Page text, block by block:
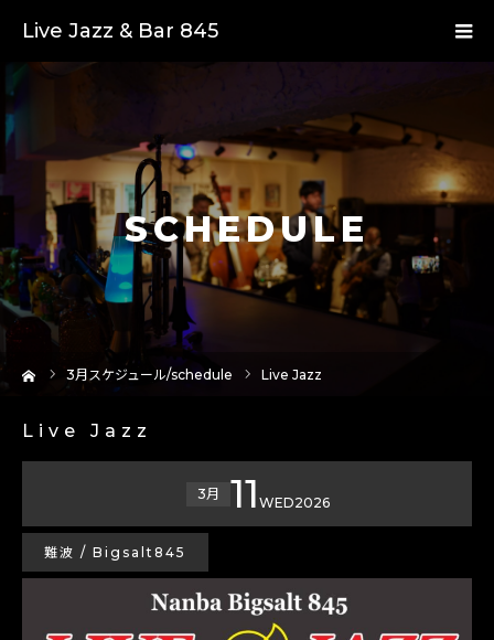
Live Jazz & Bar 845
SCHEDULE
3月スケジュール/schedule Live Jazz
Live Jazz
3月 11 WED2026
難波 / Bigsalt845